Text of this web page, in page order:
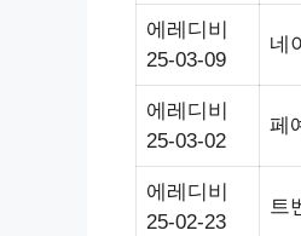
에레디비
25-03-09
네
에레디비
25-03-02
페
에레디비
25-02-23
트